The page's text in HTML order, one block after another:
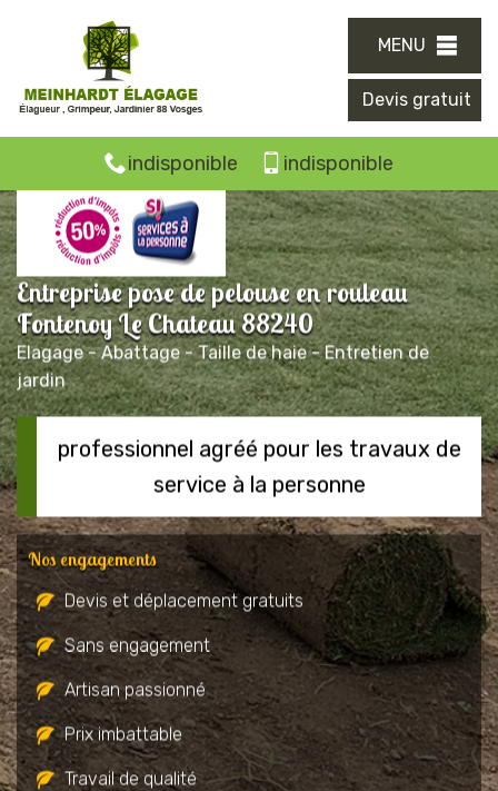
MENU
Devis gratuit
indisponible indisponible
Entreprise pose de pelouse en rouleau
Fontenoy Le Chateau 88240
Elagage - Abattage - Taille de haie - Entretien de
jardin
professionnel agréé pour les travaux de
service à la personne
Nos engagements
Devis et déplacement gratuits
Sans engagement
Artisan passionné
Prix imbattable
Travail de qualité